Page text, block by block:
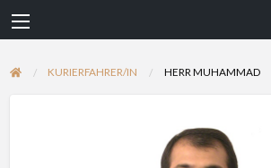
KURIERFAHRER/IN HERR MUHAMMAD